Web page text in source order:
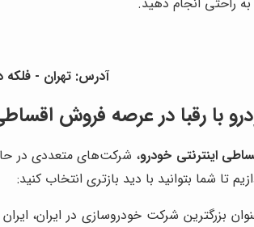
آدرس: تهران - فلکه دوم
با رقبا در عرصه فروش
اینترنتی خودرو، شرکت‌های متعددی در
تا شما بتوانید با دید بازتری انتخاب کنید:
بزرگترین شرکت خودروسازی در ایران،